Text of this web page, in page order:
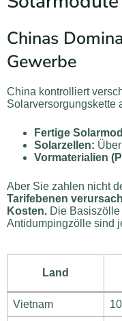
Chinas
Gewerbe
China kontrolliert
Solarversorgungskette
Fertige
Solarzellen:
Vormaterialien
Aber Sie zahlen nicht
Tarifebenen
Kosten. Die
Antidumpingzölle sind
Land
Vietnam